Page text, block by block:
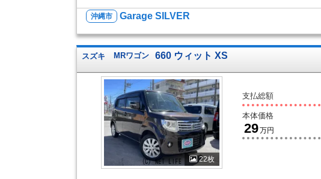
沖縄市 Garage SILVER
スズキ MRワゴン 660 ウィット XS
22枚
支払総額
本体価格
29万円